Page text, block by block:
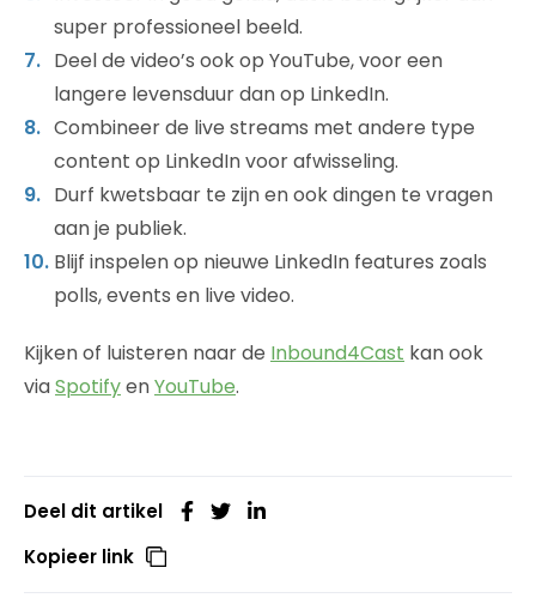
super professioneel beeld.
Deel de video’s ook op YouTube, voor een
langere levensduur dan op LinkedIn.
Combineer de live streams met andere type
content op LinkedIn voor afwisseling.
Durf kwetsbaar te zijn en ook dingen te vragen
aan je publiek.
Blijf inspelen op nieuwe LinkedIn features zoals
polls, events en live video.
Kijken of luisteren naar de Inbound4Cast kan ook
viaSpotifyenYouTube.
Deel dit artikel
Kopieer link